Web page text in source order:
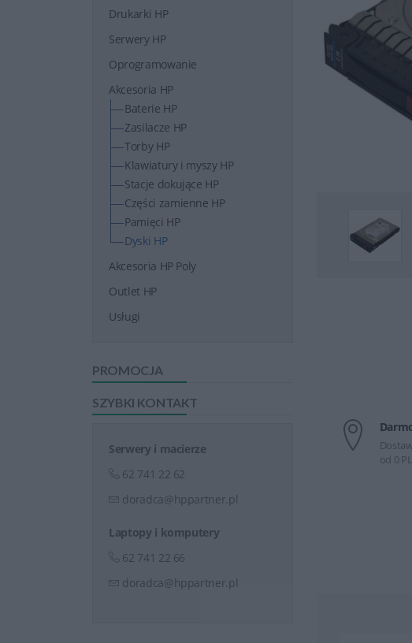
Drukarki HP
Serwery HP
Oprogramowanie
Akcesoria HP
Baterie HP
Zasilacze HP
Torby HP
Klawiatury i myszy HP
Stacje dokujące HP
Części zamienne HP
Pamięci HP
Dyski HP
Akcesoria HP Poly
Outlet HP
Usługi
PROMOCJA
SZYBKI KONTAKT
Serwery i macierze
62 741 22 62
doradca@hppartner.pl
Laptopy i komputery
62 741 22 66
doradca@hppartner.pl
od 0